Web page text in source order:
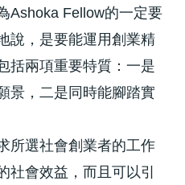
Ashoka Fellow的一定要
說，是要能運用創業精
括兩項重要特質：一是
景，二是同時能腳踏實
所選社會創業者的工作
社會效益，而且可以引